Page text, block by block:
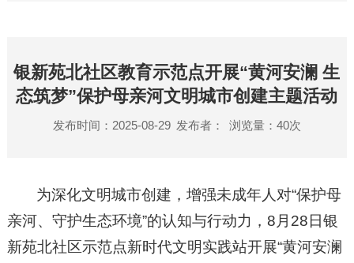
银新苑北社区教育示范点开展“黄河安澜 生
态筑梦”保护母亲河文明城市创建主题活动
发布时间：2025-08-29 发布者： 浏览量： 40次
为深化文明城市创建，增强未成年人对“保护母
亲河、守护生态环境”的认知与行动力，8月28日银
新苑北社区示范点新时代文明实践站开展“黄河安澜